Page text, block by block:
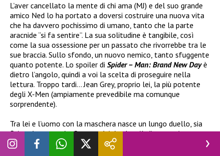
L’aver cancellato la mente di chi ama (MJ) e del suo grande
amico Ned lo ha portato a doversi costruire una nuova vita
che ha davvero pochissimo di umano, tanto che la parte
aracnide “si fa sentire”. La sua solitudine è tangibile, così
come la sua ossessione per un passato che rivorrebbe tra le
sue braccia. Sullo sfondo, un nuovo nemico, tanto sfuggente
quanto potente. Lo spoiler di Spider – Man: Brand New Dayè
dietro l’angolo, quindi a voi la scelta di proseguire nella
lettura. Troppo tardi… Jean Grey, proprio lei, la più potente
degli X-Men (ampiamente prevedibile ma comunque
sorprendente).
Tra lei e l’uomo con la maschera nasce un lungo duello, sia
fisico che mentale. Ognuno dei due ha più di un motivo per
fare ciò che fa, entrambi hanno tanti fantasmi nel proprio